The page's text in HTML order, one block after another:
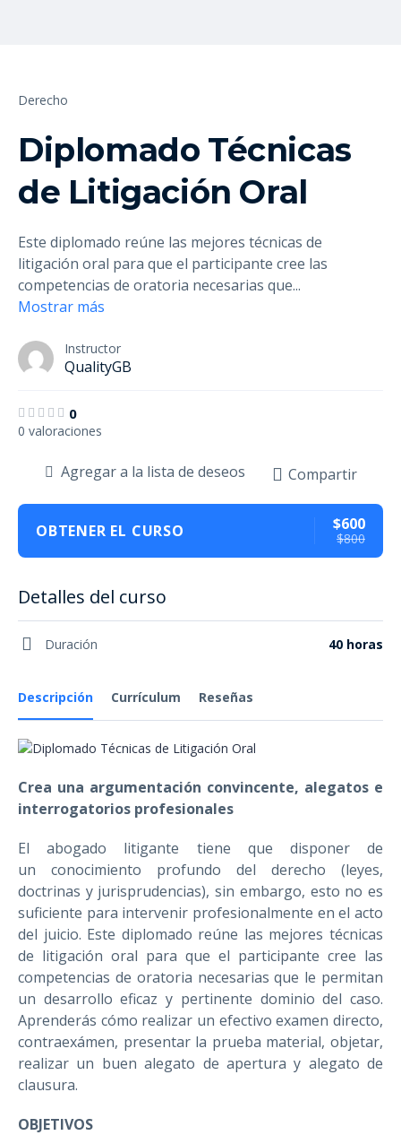
Derecho
Diplomado Técnicas
de Litigación Oral
Este diplomado reúne las mejores técnicas de
litigación oral para que el participante cree las
competencias de oratoria necesarias que...
Mostrar más
Instructor
QualityGB
0
0 valoraciones
Descripción Currículum Reseñas
Crea una argumentación convincente, alegatos e
interrogatorios profesionales
El abogado litigante tiene que disponer de
un conocimiento profundo del derecho (leyes,
doctrinas y jurisprudencias), sin embargo, esto no es
suficiente para intervenir profesionalmente en el acto
del juicio. Este diplomado reúne las mejores técnicas
de litigación oral para que el participante cree las
competencias de oratoria necesarias que le permitan
un desarrollo eficaz y pertinente dominio del caso.
Aprenderás cómo realizar un efectivo examen directo,
contraexámen, presentar la prueba material, objetar,
realizar un buen alegato de apertura y alegato de
clausura.
OBJETIVOS
Agregar a la lista de deseos Compartir
OBTENER EL CURSO $600
$800
Detalles del curso
Duración 40 horas